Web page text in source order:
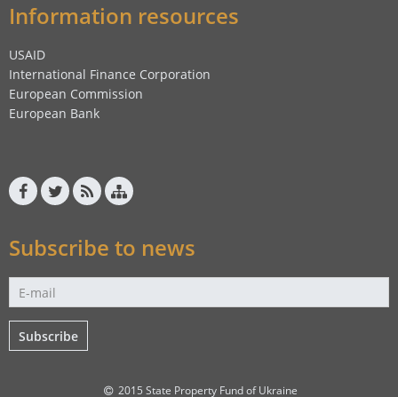
Information resources
USAID
International Finance Corporation
European Commission
European Bank
Subscribe to news
Subscribe
2015 State Property Fund of Ukraine